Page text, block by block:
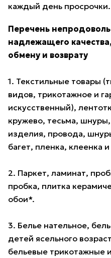
каждый день просрочки.
Перечень
надлежащего
обмену и возврату
1. Текстильные товары
видов, трикотажное и
искусственный),
кружево, тесьма,
изделия, провода,
багет, пленка, клеенка
2. Паркет, ламинат,
пробка, плитка
обои*.
3. Белье нательное,
детей ясельного
бельевые трикотажные